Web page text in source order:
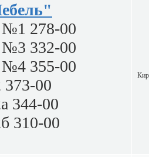
№1 278-00
№3 332-00
№4 355-00
00
344-00
310-00